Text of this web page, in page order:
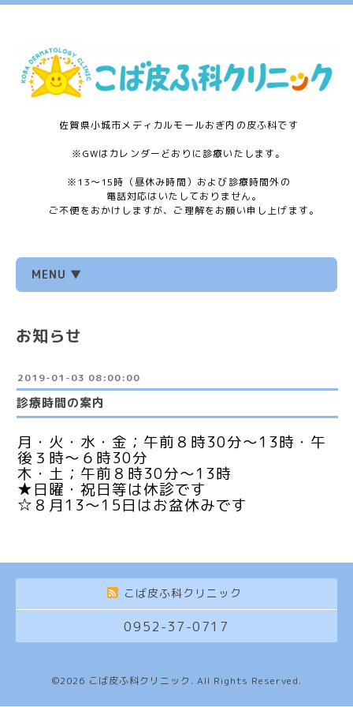
佐賀県小城市メディカルモールおぎ内の皮ふ科です
※GWはカレンダーどおりに診療いたします。
※13〜15時（昼休み時間）および診療時間外の
電話対応はいたしておりません。
ご不便をおかけしますが、ご理解をお願い申し上げます。
MENU ▼
お知らせ
2019-01-03 08:00:00
診療時間の案内
月・火・水・金；午前８時30分〜13時・午
後３時〜６時30分
木・土；午前８時30分〜13時
★日曜・祝日等は休診です
☆８月13〜15日はお盆休みです
こば皮ふ科クリニック
0952-37-0717
©2026 こば皮ふ科クリニック . All Rights Reserved.